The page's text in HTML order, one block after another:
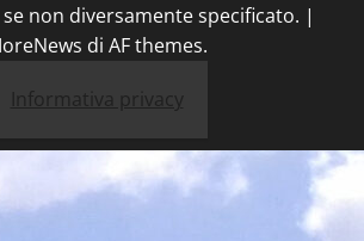
non diversamente specificato. |
di AF themes.
Informativa privacy